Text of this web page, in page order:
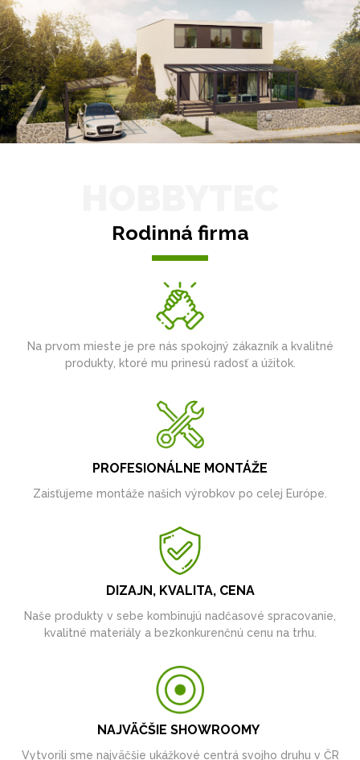
Rodinná firma
Na prvom mieste je pre nás spokojný zákazník a kvalitné
produkty, ktoré mu prinesú radosť a úžitok.
PROFESIONÁLNE MONTÁŽE
Zaisťujeme montáže našich výrobkov po celej Európe.
DIZAJN, KVALITA, CENA
Naše produkty v sebe kombinujú nadčasové spracovanie,
kvalitné materiály a bezkonkurenčnú cenu na trhu.
NAJVÄČŠIE SHOWROOMY
Vytvorili sme najväčšie ukážkové centrá svojho druhu v ČR